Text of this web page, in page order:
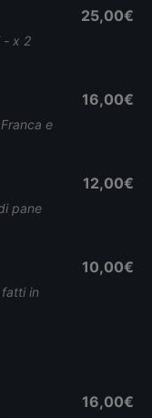
- x 2
25,00€
e
16,00€
pane
12,00€
in
10,00€
16,00€